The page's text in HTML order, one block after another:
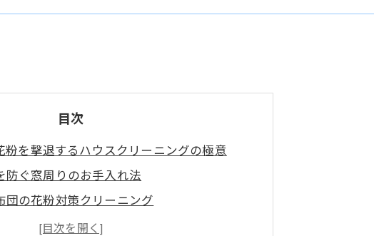
目次
粉を撃退するハウスクリーニングの極意
防ぐ窓周りのお手入れ法
団の花粉対策クリーニング
活用した室内環境の改善